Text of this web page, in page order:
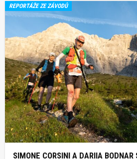
REPORTÁŽE ZE ZÁVODŮ
SIMONE CORSINI A DARIIA